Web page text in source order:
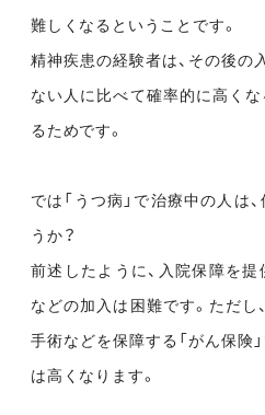
難しくなるということです。
精神疾患の経験者は、その後の
ない人に比べて確率的に高く
るためです。
では「うつ病」で治療中の人は
うか？
前述したように、入院保障を
などの加入は困難です。ただし
手術などを保障する「がん保険
は高くなります。